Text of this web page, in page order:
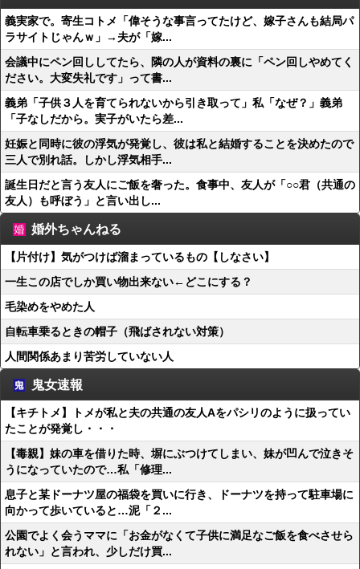
義実家で。寄生コトメ「偉そうな事言ってたけど、嫁子さんも結局パ
ラサイトじゃんｗ」→夫が「嫁...
会議中にペン回ししてたら、隣の人が資料の裏に「ペン回しやめてく
ださい。大変失礼です」って書...
義弟「子供３人を育てられないから引き取って」私「なぜ？」義弟
「子なしだから。実子がいたら差...
妊娠と同時に彼の浮気が発覚し、彼は私と結婚することを決めたので
三人で別れ話。しかし浮気相手...
誕生日だと言う友人にご飯を奢った。食事中、友人が「○○君（共通の
友人）も呼ぼう」と言い出し...
婚外ちゃんねる
【片付け】気がつけば溜まっているもの【しなさい】
一生この店でしか買い物出来ない←どこにする？
毛染めをやめた人
自転車乗るときの帽子（飛ばされない対策）
人間関係あまり苦労していない人
鬼女速報
【キチトメ】トメが私と夫の共通の友人Aをパシリのように扱ってい
たことが発覚し・・・
【毒親】妹の車を借りた時、塀にぶつけてしまい、妹が凹んで泣きそ
うになっていたので…私「修理...
息子と某ドーナツ屋の福袋を買いに行き、ドーナツを持って駐車場に
向かって歩いていると…泥「２...
公園でよく会うママに「お金がなくて子供に満足なご飯を食べさせら
れない」と言われ、少しだけ買...